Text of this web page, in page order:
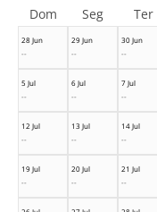
28 Jun
--
29 Jun
--
30 Jun
--
5 Jul
--
6 Jul
--
7 Jul
--
12 Jul
--
13 Jul
--
14 Jul
--
19 Jul
--
20 Jul
--
21 Jul
--
Dom Seg Ter